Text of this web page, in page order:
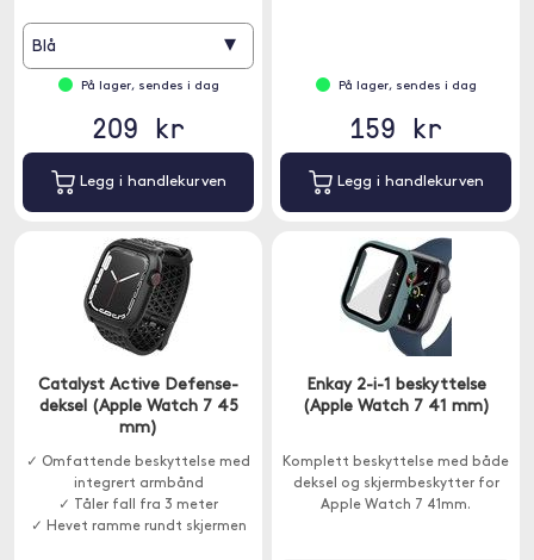
Blå ▾
På lager, sendes i dag
209 kr
Legg i handlekurven
På lager, sendes i dag
159 kr
Legg i handlekurven
Catalyst Active Defense-
deksel (Apple Watch 7 45
mm)
✓ Omfattende beskyttelse med
integrert armbånd
✓ Tåler fall fra 3 meter
✓ Hevet ramme rundt skjermen
Enkay 2-i-1 beskyttelse
(Apple Watch 7 41 mm)
Komplett beskyttelse med både
deksel og skjermbeskytter for
Apple Watch 7 41mm.